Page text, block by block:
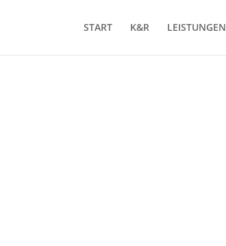
START K&R LEISTUNGEN